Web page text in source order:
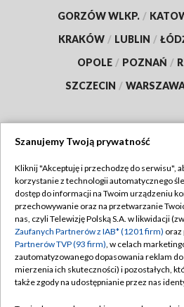
GORZÓW WLKP. /
KRAKÓW / LUBLIN /
OPOLE / POZNAŃ /
SZCZECIN /
TVP
Abonament TVP
Emisja w TVP
Centrum informacji TVP
Naziemna Telewizja Cyfrowa
Regulamin
Polityka
Moje
Pomoc
Szanujemy Twoją prywatność
Kliknij "Akceptuję i przechodzę do serwisu",
korzystanie z technologii automatycznego
dostęp do informacji na Twoim urządzeniu
przechowywanie oraz na przetwarzanie
nas, czyli Telewizję Polską S.A. w likwidacji
Zaufanych Partnerów z IAB* (1201 firm) oraz
Partnerów TVP (93 firm), w celach
zautomatyzowanego dopasowania reklam
mierzenia ich skuteczności) i pozostałych,
także zgody na udostępnianie przez nas